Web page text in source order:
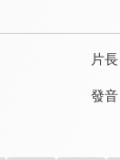
片長
發音